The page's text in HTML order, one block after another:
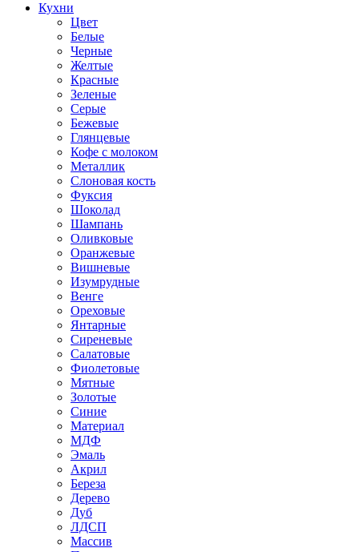
Кухни
Цвет
Белые
Черные
Желтые
Красные
Зеленые
Серые
Бежевые
Глянцевые
Кофе с молоком
Металлик
Слоновая кость
Фуксия
Шоколад
Шампань
Оливковые
Оранжевые
Вишневые
Изумрудные
Венге
Ореховые
Янтарные
Сиреневые
Салатовые
Фиолетовые
Мятные
Золотые
Синие
Материал
МДФ
Эмаль
Акрил
Береза
Дерево
Дуб
ЛДСП
Массив